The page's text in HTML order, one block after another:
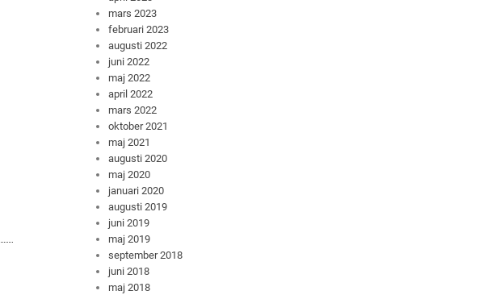
mars 2023
februari 2023
augusti 2022
juni 2022
maj 2022
april 2022
mars 2022
oktober 2021
maj 2021
augusti 2020
maj 2020
januari 2020
augusti 2019
juni 2019
maj 2019
september 2018
juni 2018
maj 2018